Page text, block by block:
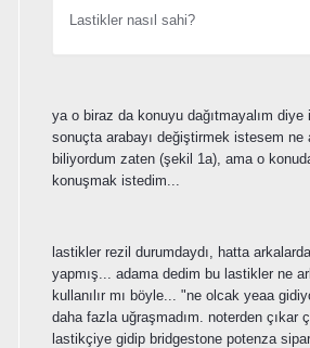
Lastikler nasıl sahi?
ya o biraz da konuyu dağıtmayalım diye
sonuçta arabayı değiştirmek istesem ne
biliyordum zaten (şekil 1a), ama o
konuşmak istedim...
lastikler rezil durumdaydı, hatta
yapmış... adama dedim bu lastikler ne
kullanılır mı böyle... "ne olcak yeaa
daha fazla uğraşmadım. noterden çıkar
lastikçiye gidip bridgestone potenza